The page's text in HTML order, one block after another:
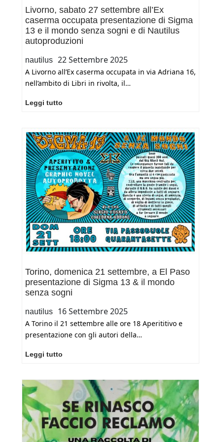
Livorno, sabato 27 settembre all’Ex
caserma occupata presentazione di Sigma
13 e il mondo senza sogni e di Nautilus
autoproduzioni
nautilus 22 Settembre 2025
A Livorno all’Ex caserma occupata in via Adriana 16,
nell’ambito di Libri in rivolta, il…
Leggi tutto
settembre
all’Ex
caserma
occupata
presentazione
di
Sigma
13
mondo
sogni
e
di
Nautilus
Torino, domenica 21 settembre, a El Paso
presentazione di Sigma 13 & il mondo
senza sogni
nautilus 16 Settembre 2025
A Torino il 21 settembre alle ore 18 Aperititivo e
presentazione con gli autori della…
Leggi tutto
settembre,
a
El
Paso
presentazione